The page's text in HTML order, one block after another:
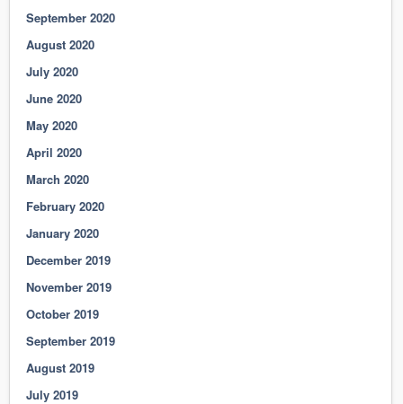
September 2020
August 2020
July 2020
June 2020
May 2020
April 2020
March 2020
February 2020
January 2020
December 2019
November 2019
October 2019
September 2019
August 2019
July 2019